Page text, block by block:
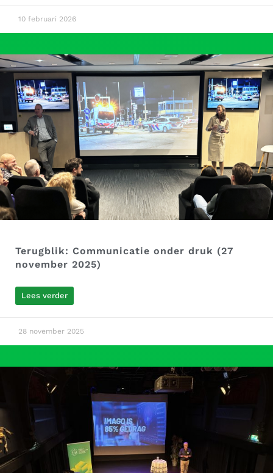
10 februari 2026
Terugblik: Communicatie onder druk (27
november 2025)
Lees verder
28 november 2025